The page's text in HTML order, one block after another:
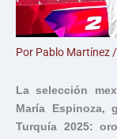
Por Pablo Martínez /
La selección
María Espinoza,
Turquía 2025: